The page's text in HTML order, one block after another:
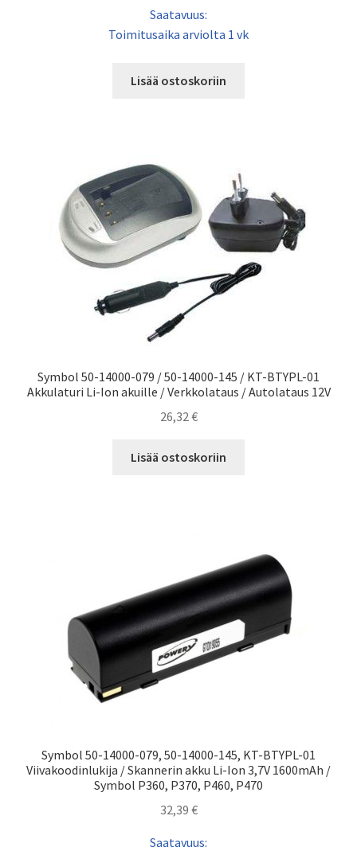
Saatavuus:
Toimitusaika arviolta 1 vk
Lisää ostoskoriin
Symbol 50-14000-079 / 50-14000-145 / KT-BTYPL-01
Akkulaturi Li-Ion akuille / Verkkolataus / Autolataus 12V
26,32 €
Lisää ostoskoriin
Symbol 50-14000-079, 50-14000-145, KT-BTYPL-01
Viivakoodinlukija / Skannerin akku Li-Ion 3,7V 1600mAh /
Symbol P360, P370, P460, P470
32,39 €
Saatavuus: